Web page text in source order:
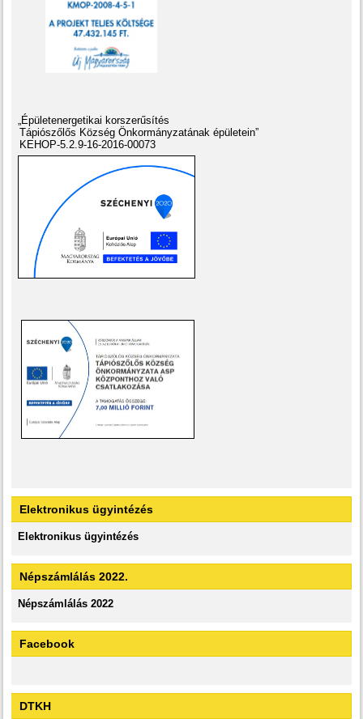
„Épületenergetikai korszerűsítés
Tápiószőlős Község Önkormányzatának épületein”
KEHOP-5.2.9-16-2016-00073
Elektronikus ügyintézés
Elektronikus ügyintézés
Népszámlálás 2022.
Népszámlálás 2022
Facebook
DTKH